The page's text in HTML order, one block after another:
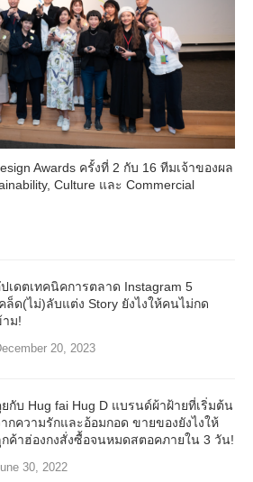
Awards ครั้งที่ 2 กับ 16 ทีมเจ้าของผล
Culture และ Commercial
เดตเทคนิคการตลาด Instagram 5
ล็ด(ไม่)ลับแต่ง Story ยังไงให้คนไม่กด
ม!
20, 2023
กับ Hug fai Hug D แบรนด์ผ้าฝ้ายที่เริ่มต้น
กความรักและอ้อมกอด ขายของยังไงให้
กค้าฮ่องกงสั่งซื้อจนหมดสตอคภายใน 3 วัน!
30, 2022